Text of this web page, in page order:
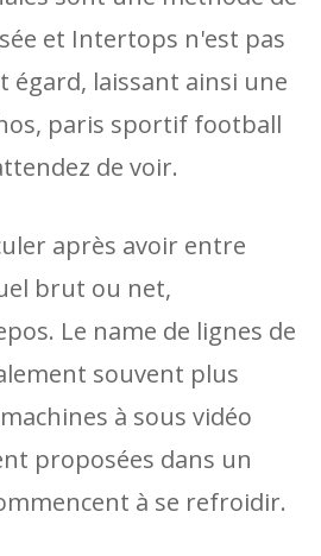
et Intertops n'est pas
égard, laissant ainsi une
paris sportif football
de voir.
après avoir entre
brut ou net,
Le name de lignes de
souvent plus
à sous vidéo
proposées dans un
à se refroidir.